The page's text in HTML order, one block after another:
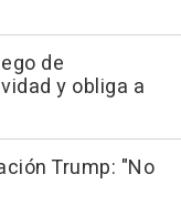
de
y obliga a
Trump: "No